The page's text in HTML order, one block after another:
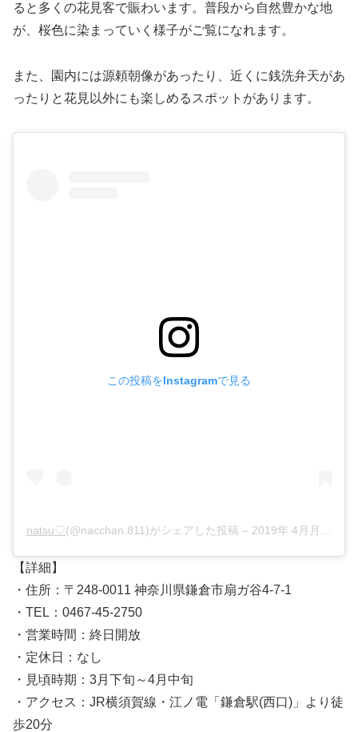
ると多くの花見客で賑わいます。普段から自然豊かな地
が、桜色に染まっていく様子がご覧になれます。
また、園内には源頼朝像があったり、近くに銭洗弁天があ
ったりと花見以外にも楽しめるスポットがあります。
この投稿をInstagramで見る
natsu♡(@nacchan.811)がシェアした投稿 – 2019年 4月月7日午前5時45分PDT
【詳細】
・住所：〒248-0011 神奈川県鎌倉市扇ガ谷4-7-1
・TEL：0467-45-2750
・営業時間：終日開放
・定休日：なし
・見頃時期：3月下旬～4月中旬
・アクセス：JR横須賀線・江ノ電「鎌倉駅(西口)」より徒
歩20分